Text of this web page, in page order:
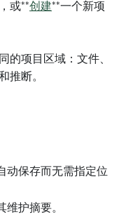
或**创建**一个新项
的项目区域：文件、
推断。
动保存而无需指定位
维护摘要。